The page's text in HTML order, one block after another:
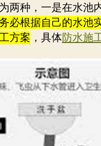
两种，一是在水池
必根据自己的水池
方案 ，具体防水施